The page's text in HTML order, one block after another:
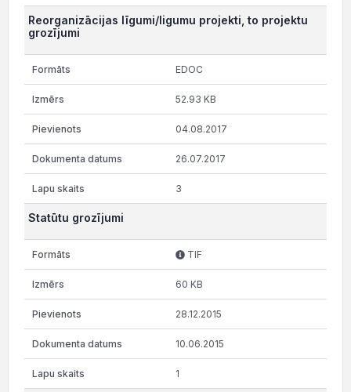
Reorganizācijas līgumi/ligumu projekti, to projektu
grozījumi
EDOC
52.93 KB
04.08.2017
26.07.2017
3
Statūtu grozījumi
TIF
60 KB
28.12.2015
10.06.2015
1